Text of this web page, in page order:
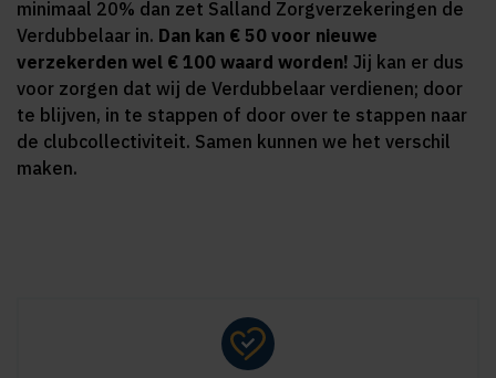
minimaal 20% dan zet Salland Zorgverzekeringen de
Verdubbelaar in. Dan kan € 50 voor nieuwe
verzekerden wel € 100 waard worden! Jij kan er dus
voor zorgen dat wij de Verdubbelaar verdienen; door
te blijven, in te stappen of door over te stappen naar
de clubcollectiviteit. Samen kunnen we het verschil
maken.